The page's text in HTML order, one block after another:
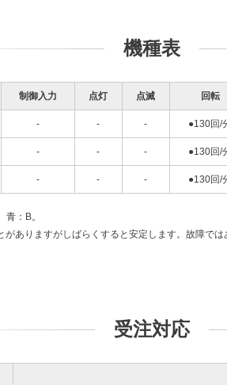
機種表
制御入力 点灯 点滅 回転
- - - ●130回/
- - - ●130回/
- - - ●130回/
：B。
ありますがしばらくすると安定します。故障では
受注対応